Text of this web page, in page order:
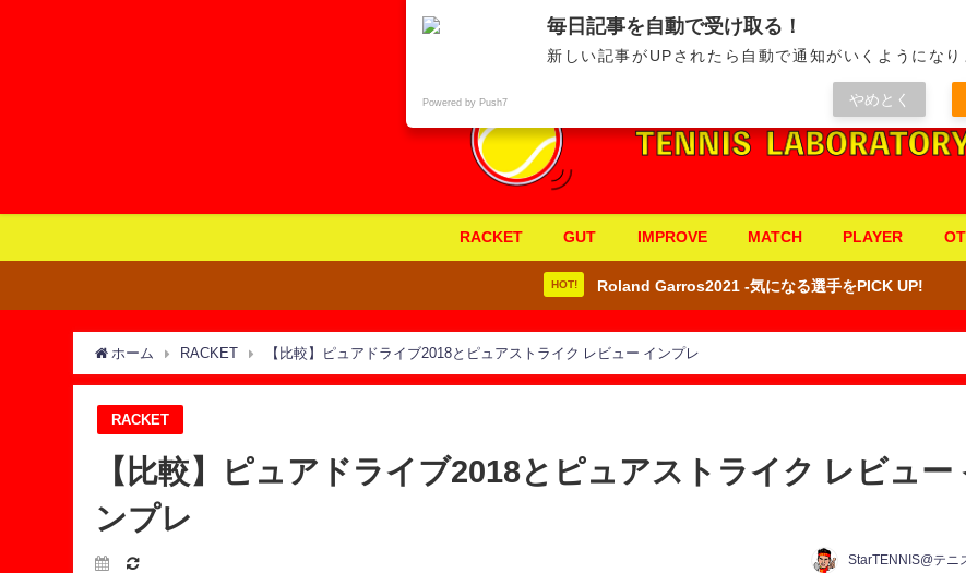
RACKET GUT IMPROVE MATCH PLAYER
HOT! Roland Garros2021 -気になる選手をPICK UP!
ホーム RACKET 【比較】ピュアドライブ2018とピュアストライク レビュー インプレ
RACKET
【比較】ピュアドライブ2018とピュアストライク レビュー
ンプレ
StarTENNIS@テニ
毎日記事を自動で受け取る！
新しい記事がUPされたら自動で通知がいくようになり
Powered by Push7 やめとく